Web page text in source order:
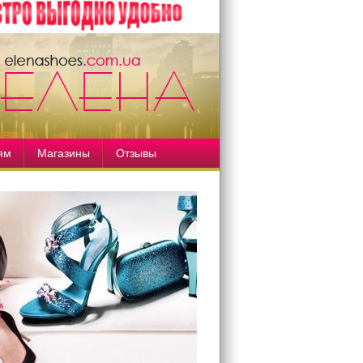
Магазины Отзывы